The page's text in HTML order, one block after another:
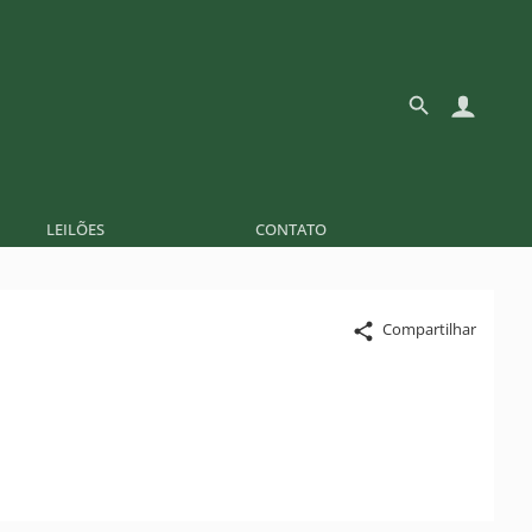
LEILÕES CONTATO
Compartilhar